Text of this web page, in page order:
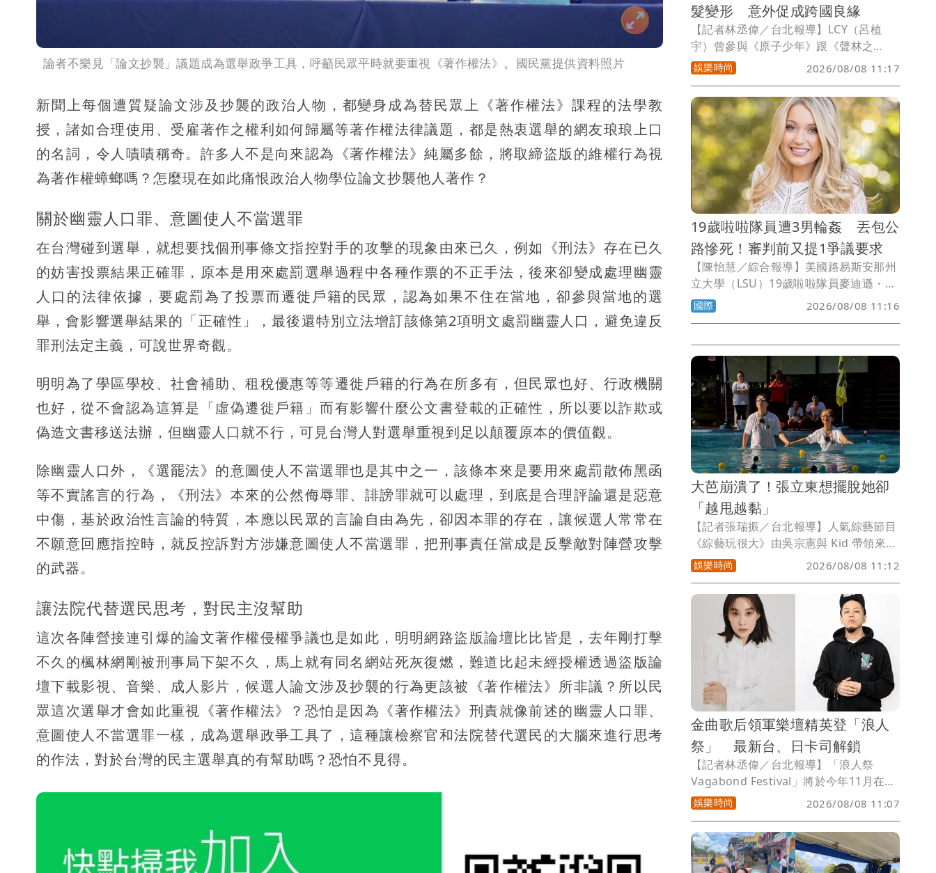
論者不樂見「論文抄襲」議題成為選舉政爭工具，呼籲民眾平時就要重視《著作權法》。國民黨提供資料照片
新聞上每個遭質疑論文涉及抄襲的政治人物，都變身成為替民眾上《著作權法》課程的法學教
授，諸如合理使用、受雇著作之權利如何歸屬等著作權法律議題，都是熱衷選舉的網友琅琅上口
的名詞，令人嘖嘖稱奇。許多人不是向來認為《著作權法》純屬多餘，將取締盜版的維權行為視
為著作權蟑螂嗎？怎麼現在如此痛恨政治人物學位論文抄襲他人著作？
關於幽靈人口罪、意圖使人不當選罪
在台灣碰到選舉，就想要找個刑事條文指控對手的攻擊的現象由來已久，例如《刑法》存在已久
的妨害投票結果正確罪，原本是用來處罰選舉過程中各種作票的不正手法，後來卻變成處理幽靈
人口的法律依據，要處罰為了投票而遷徙戶籍的民眾，認為如果不住在當地，卻參與當地的選
舉，會影響選舉結果的「正確性」，最後還特別立法增訂該條第2項明文處罰幽靈人口，避免違反
罪刑法定主義，可說世界奇觀。
明明為了學區學校、社會補助、租稅優惠等等遷徙戶籍的行為在所多有，但民眾也好、行政機關
也好，從不會認為這算是「虛偽遷徙戶籍」而有影響什麼公文書登載的正確性，所以要以詐欺或
偽造文書移送法辦，但幽靈人口就不行，可見台灣人對選舉重視到足以顛覆原本的價值觀。
除幽靈人口外，《選罷法》的意圖使人不當選罪也是其中之一，該條本來是要用來處罰散佈黑函
等不實謠言的行為，《刑法》本來的公然侮辱罪、誹謗罪就可以處理，到底是合理評論還是惡意
中傷，基於政治性言論的特質，本應以民眾的言論自由為先，卻因本罪的存在，讓候選人常常在
不願意回應指控時，就反控訴對方涉嫌意圖使人不當選罪，把刑事責任當成是反擊敵對陣營攻擊
的武器。
讓法院代替選民思考，對民主沒幫助
這次各陣營接連引爆的論文著作權侵權爭議也是如此，明明網路盜版論壇比比皆是，去年剛打擊
不久的楓林網剛被刑事局下架不久，馬上就有同名網站死灰復燃，難道比起未經授權透過盜版論
壇下載影視、音樂、成人影片，候選人論文涉及抄襲的行為更該被《著作權法》所非議？所以民
眾這次選舉才會如此重視《著作權法》？恐怕是因為《著作權法》刑責就像前述的幽靈人口罪、
意圖使人不當選罪一樣，成為選舉政爭工具了，這種讓檢察官和法院替代選民的大腦來進行思考
的作法，對於台灣的民主選舉真的有幫助嗎？恐怕不見得。
髮變形 意外促成跨國良緣
【記者林丞偉／台北報導】LCY（呂植
宇）曾參與《原子少年》跟《聲林之
王》，6月推出迷你專輯《福禍》，收錄
三首歌曲，講述的是一段愛的長途旅行，
從遺憾出發到兩人結下承諾，再到極致迷
戀，一步一步走向愛情的懸崖。首波MV
也經歷一段時間的醞釀，終於在8月5日正
式上架。
娛樂時尚 2026/08/08 11:17
19歲啦啦隊員遭3男輪姦 丟包公
路慘死！審判前又提1爭議要求
【陳怡慧／綜合報導】美國路易斯安那州
立大學（LSU）19歲啦啦隊員麥迪遜・布
魯克斯（Madison Brooks）2023年酒吧
聚會後死亡案，首名被告即將面臨審判，
當晚遭3名男子帶上車後性侵，之後被棄
置在道路旁，最終搖搖晃晃走入車流遭車
輛撞擊身亡。3名被告則否認性侵指控，
主張車內性行為是雙方自願。
國際 2026/08/08 11:16
大芭崩潰了！張立東想擺脫她卻
「越甩越黏」
【記者張瑞振／台北報導】人氣綜藝節目
《綜藝玩很大》由吳宗憲與 Kid 帶領來賓
張立東、孫其君、胡祖薇、吳霏、大芭、
艾薇、Amanda同台闖關，本週迎來全新
一集挑戰，節目一開始就充滿懸念，製作
人精心設計了分隊關卡，安排了AB帳篷，
讓男、女來賓們分別闖關，並透過選擇 A
或 B 房間來決定分組結果。 為了選到心
目中的好隊友，每位來賓在第一階段都使
出渾身解數。大夥在烈日下的草皮上，套
著布袋拚命往前跳，Kid 更在烈日下的山
路上瘋狂奔跑，讓身為遊戲老司機的他都
忍不住大喊：「真的太累、太硬、太難了
吧，到底想怎樣？」
娛樂時尚 2026/08/08 11:12
金曲歌后領軍樂壇精英登「浪人
祭」 最新台、日卡司解鎖
【記者林丞偉／台北報導】「浪人祭
Vagabond Festival」將於今年11月在台
南安平觀夕平台旁大草皮熱鬧登場，最新
釋出的卡司名單包括金曲台語歌后鄭宜
農、國蛋GorDoN、Asiaboy禁藥王等台
灣音樂人，更邀來日本另類搖滾傳奇樂團
OGRE YOU ASSHOLE跨海助陣。
娛樂時尚 2026/08/08 11:07